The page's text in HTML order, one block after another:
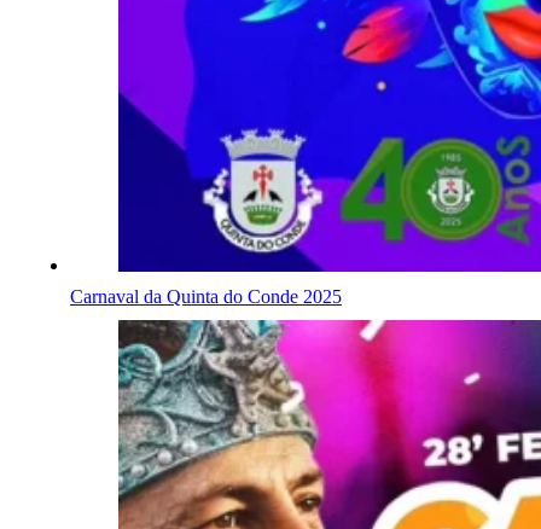
Carnaval da Quinta do Conde 2025